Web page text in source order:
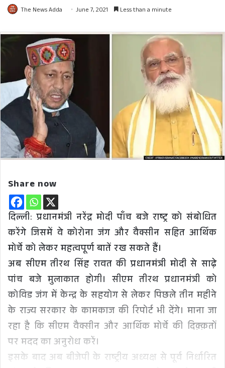
The News Adda June 7, 2021 Less than a minute
Share now
दिल्ली: प्रधानमंत्री नरेंद्र मोदी पाँच बजे राष्ट्र को संबोधित
करेंगे जिसमें वे कोरोना जंग और वैक्सीन सहित आर्थिक
मोर्चे को लेकर महत्वपूर्ण बातें रख सकते हैं।
अब सीएम तीरथ सिंह रावत की प्रधानमंत्री मोदी से साढ़े
पांच बजे मुलाकात होगी। सीएम तीरथ प्रधानमंत्री को
कोविड जंग में केन्द्र के सहयोग से लेकर पिछले तीन महीने
के राज्य सरकार के कामकाज की रिपोर्ट भी देंगे। माना जा
रहा है कि सीएम वैक्सीन और आर्थिक मोर्चे की दिक़्क़तों
पर मदद का अनुरोध करें।
इसके बाद अब बीजेपी के राष्ट्रीय अध्यक्ष से पूर्व निर्धारित